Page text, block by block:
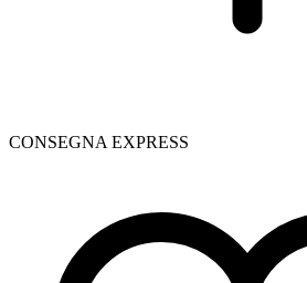
CONSEGNA EXPRESS